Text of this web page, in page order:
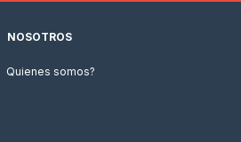
NOSOTROS
Quienes somos?